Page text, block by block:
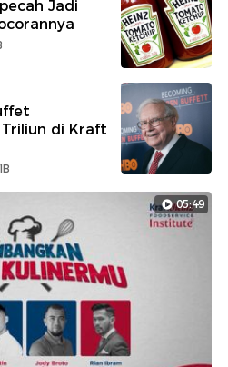
Jadi
di Kraft
05:49